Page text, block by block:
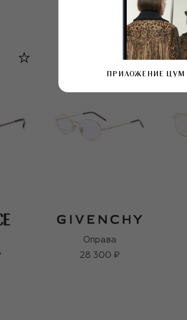
Оправа
28 300 ₽
ПРИЛОЖЕНИЕ